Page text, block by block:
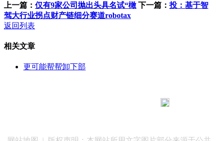
上一篇： 仅有9家公司抛出头具名试“橄 下一篇：投：基于智
驾大行业拐点财产链细分赛道robotax
返回列表
相关文章
更可能帮帮卸下部